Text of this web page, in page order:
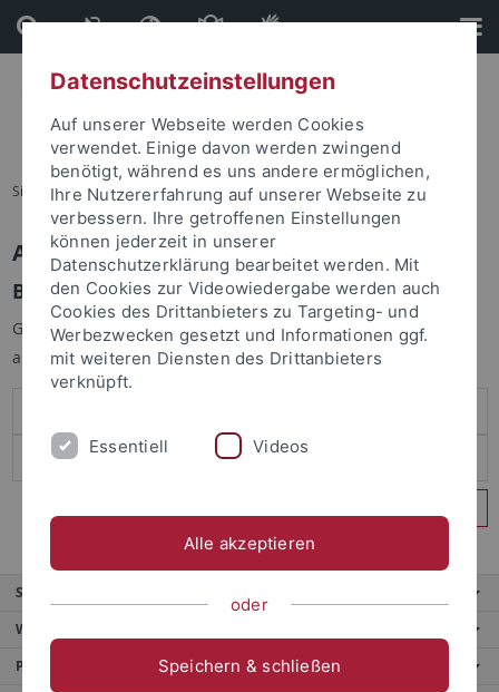
Direkt
zum
Inhalt
Direkt
zur
Fußleiste
Sie sind hier: Startseite
Anmelden
Benutzeranmeldung
Geben Sie Ihren Benutzernamen und Ihr Passwort an um sich
anzumelden:
Service
Weitere Angebote
Portale
Datenschutzeinstellungen
Auf unserer Webseite werden Cookies
verwendet. Einige davon werden zwingend
benötigt, während es uns andere ermöglichen,
Ihre Nutzererfahrung auf unserer Webseite zu
verbessern. Ihre getroffenen Einstellungen
können jederzeit in unserer
Datenschutzerklärung bearbeitet werden. Mit
den Cookies zur Videowiedergabe werden auch
Cookies des Drittanbieters zu Targeting- und
Werbezwecken gesetzt und Informationen ggf.
mit weiteren Diensten des Drittanbieters
verknüpft.
Essentiell Videos
Alle akzeptieren
oder
Speichern & schließen